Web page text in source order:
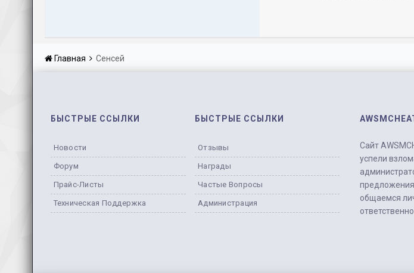
Главная Сенсей
БЫСТРЫЕ ССЫЛКИ
Новости
Форум
Прайс-Листы
Техническая Поддержка
БЫСТРЫЕ ССЫЛКИ
Отзывы
Награды
Частые Вопросы
Администрация
Сайт
успели
общаемся